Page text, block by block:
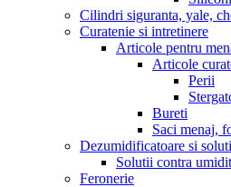
Cilindri siguranta, yale,
Curatenie si intretinere
Articole pentru
Articole
Perii
Bureti
Saci menaj,
Dezumidificatoare si
Solutii contra
Feronerie